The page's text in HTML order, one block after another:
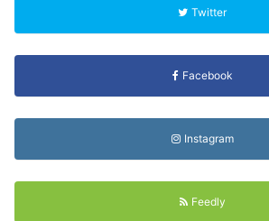
Twitter
Facebook
Instagram
Feedly